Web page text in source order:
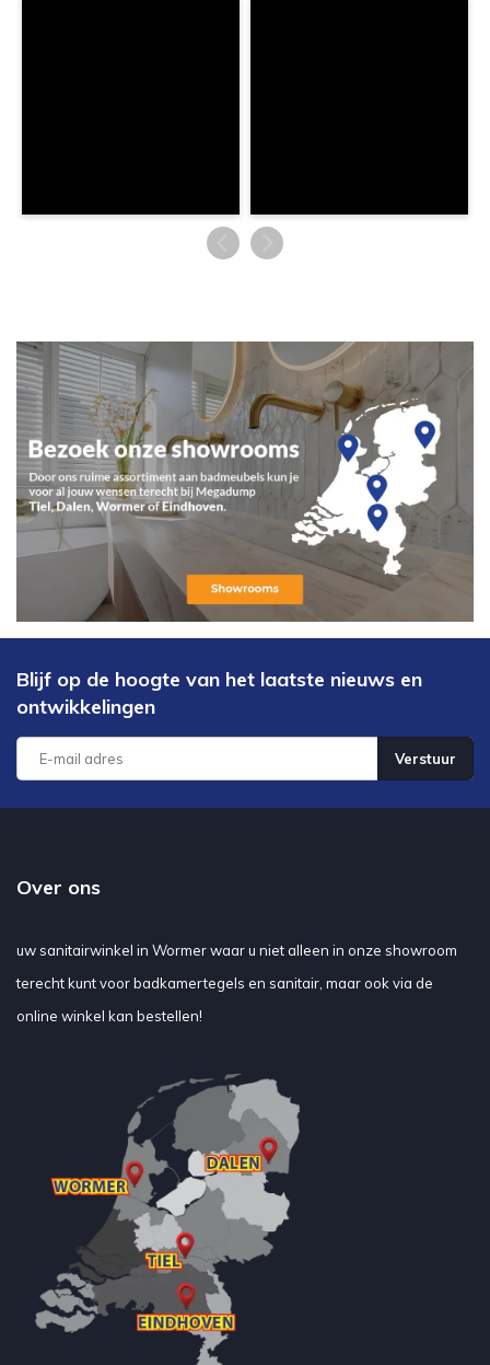
Blijf op de hoogte van het laatste nieuws en
ontwikkelingen
Verstuur
Over ons
uw sanitairwinkel in Wormer waar u niet alleen in onze showroom
terecht kunt voor badkamertegels en sanitair, maar ook via de
online winkel kan bestellen!